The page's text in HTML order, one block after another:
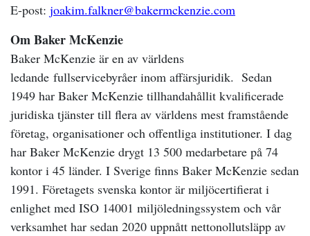
E-post: joakim.falkner@bakermckenzie.com
Om Baker McKenzie
Baker McKenzie är en av världens
ledande fullservicebyråer inom affärsjuridik. Sedan
1949 har Baker McKenzie tillhandahållit kvalificerade
juridiska tjänster till flera av världens mest framstående
företag, organisationer och offentliga institutioner. I dag
har Baker McKenzie drygt 13 500 medarbetare på 74
kontor i 45 länder. I Sverige finns Baker McKenzie sedan
1991. Företagets svenska kontor är miljöcertifierat i
enlighet med ISO 14001 miljöledningssystem och vår
verksamhet har sedan 2020 uppnått nettonollutsläpp av